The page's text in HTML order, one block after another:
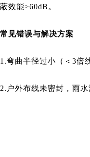
蔽效能≥60dB。
常见错误与解决方案
1.弯曲半径过小（＜3倍
2. 户外布线未密封，雨